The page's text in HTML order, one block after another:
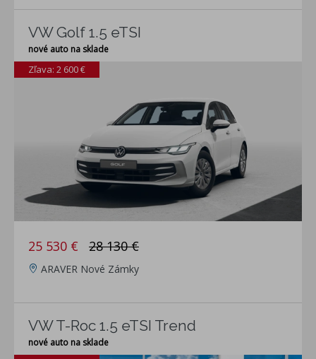
VW Golf 1.5 eTSI
nové auto na sklade
Zľava: 2 600 €
25 530 € 28 130 €
ARAVER Nové Zámky
VW T-Roc 1.5 eTSI Trend
nové auto na sklade